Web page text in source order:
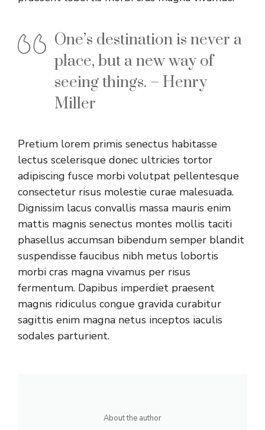
One’s destination is never a
place, but a new way of
seeing things. – Henry
Miller
Pretium lorem primis senectus habitasse
lectus scelerisque donec ultricies tortor
adipiscing fusce morbi volutpat pellentesque
consectetur risus molestie curae malesuada.
Dignissim lacus convallis massa mauris enim
mattis magnis senectus montes mollis taciti
phasellus accumsan bibendum semper blandit
suspendisse faucibus nibh metus lobortis
morbi cras magna vivamus per risus
fermentum. Dapibus imperdiet praesent
magnis ridiculus congue gravida curabitur
sagittis enim magna netus inceptos iaculis
sodales parturient.
About the author